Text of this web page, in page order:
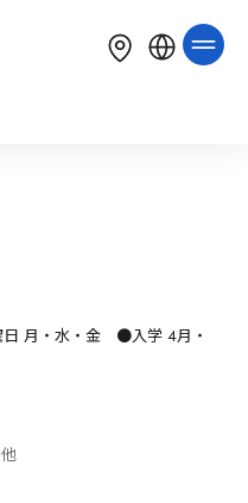
月・水・金　●入学 4月・
他